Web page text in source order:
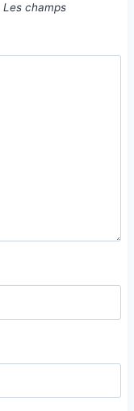
Les champs